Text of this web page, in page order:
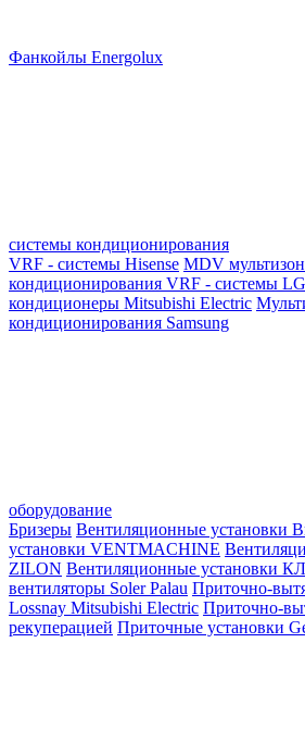
Фанкойлы Energolux
системы кондиционирования
VRF - системы Hisense MDV
кондиционирования VRF - системы LG
кондиционеры Mitsubishi Electric
кондиционирования Samsung
оборудование
Бризеры Вентиляционные установки
установки VENTMACHINE
ZILON Вентиляционные установки
вентиляторы Soler Palau Приточно-
Lossnay Mitsubishi Electric Приточно-
рекуперацией Приточные установки